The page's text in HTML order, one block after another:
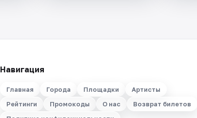
Навигация
Главная Города Площадки
Артисты
Рейтинги
Промокоды О нас
Возврат билетов